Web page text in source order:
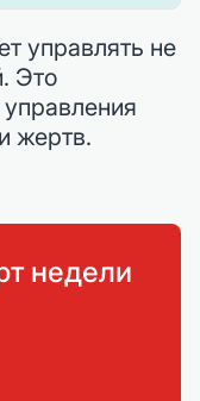
управлять не
Это
жертв.
недели